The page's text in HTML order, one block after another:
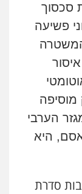
סכסוך
פשיעה
מוסיפה
הערבי
היא
סדרת